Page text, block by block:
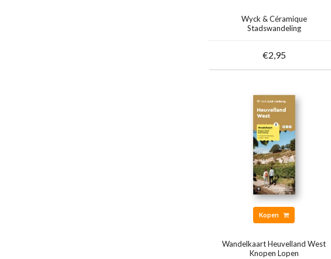
Wyck & Céramique
Stadswandeling
€2,95
Kopen
Wandelkaart Heuvelland West
Knopen Lopen